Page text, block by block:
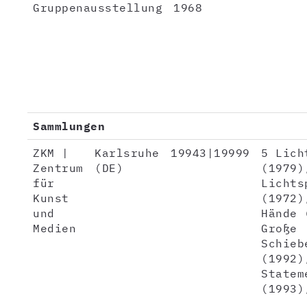
Gruppenausstellung
1968
Sammlungen
ZKM |
Zentrum
für
Kunst
und
Medien
Karlsruhe
(DE)
19943|19999
5
Große